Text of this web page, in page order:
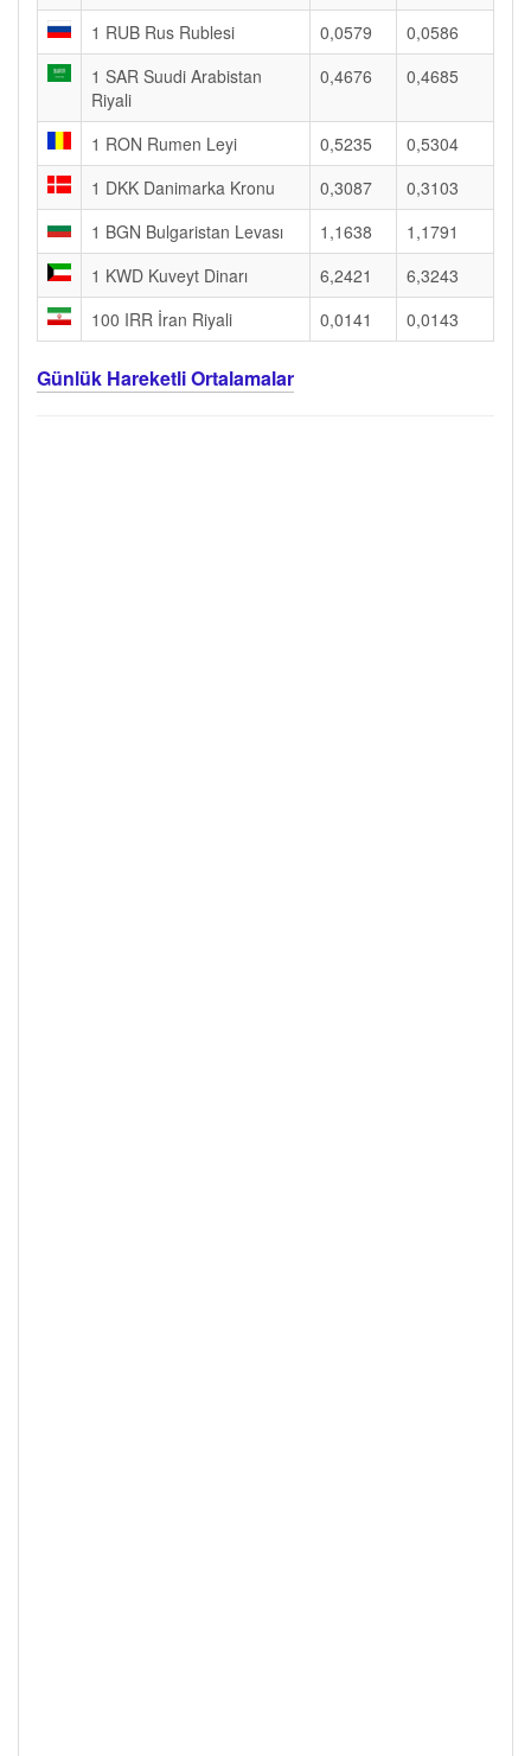
1 RUB Rus Rublesi
0,0579
0,0586
1 SAR Suudi Arabistan
Riyali
0,4676 0,4685
1 RON Rumen Leyi 0,5235
0,5304
1 DKK Danimarka Kronu
0,3087
0,3103
1 BGN Bulgaristan Levası
1,1638
1,1791
1 KWD Kuveyt Dinarı
6,2421
6,3243
100 IRR İran Riyali
0,0141 0,0143
Günlük Hareketli Ortalamalar